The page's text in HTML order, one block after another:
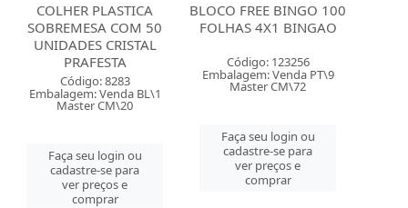
COLHER PLASTICA
SOBREMESA COM 50
UNIDADES CRISTAL
PRAFESTA
Código: 8283
Embalagem: Venda BL\1
Master CM\20
Faça seu login ou
cadastre-se para
ver preços e
comprar
BLOCO FREE BINGO 100
FOLHAS 4X1 BINGAO
Código: 123256
Embalagem: Venda PT\9
Master CM\72
Faça seu login ou
cadastre-se para
ver preços e
comprar